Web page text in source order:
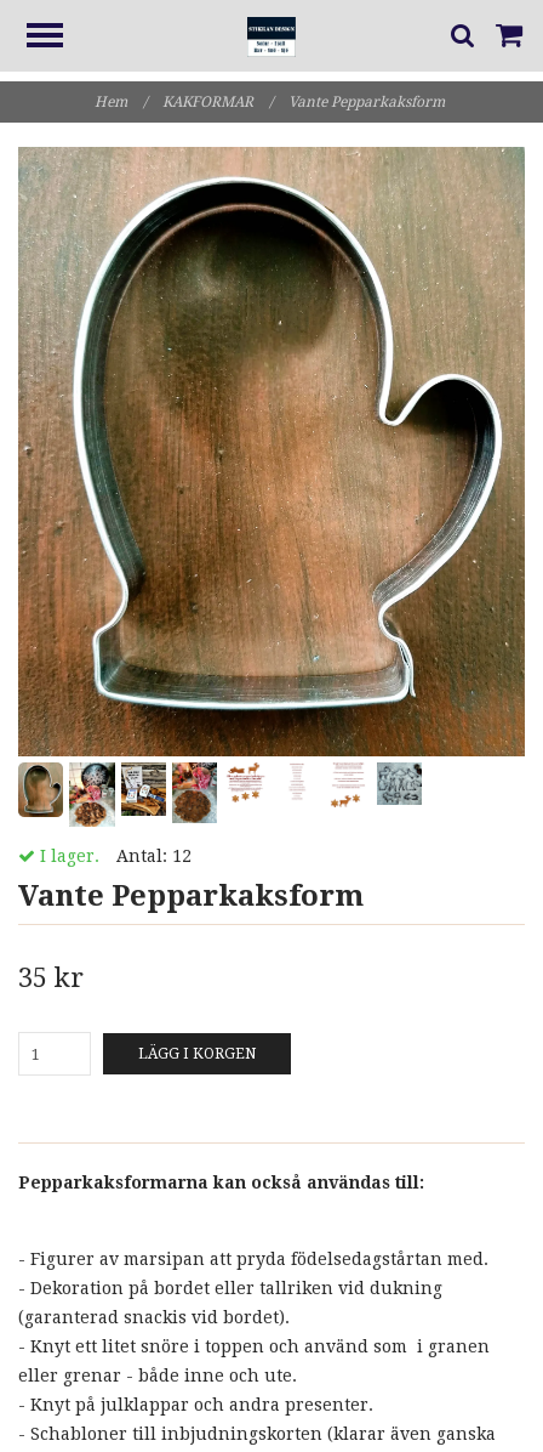
Hem / KAKFORMAR / Vante Pepparkaksform
I lager. Antal: 12
Vante Pepparkaksform
35 kr
LÄGG I KORGEN
Pepparkaksformarna kan också användas till:
- Figurer av marsipan att pryda födelsedagstårtan med.
- Dekoration på bordet eller tallriken vid dukning
(garanterad snackis vid bordet).
- Knyt ett litet snöre i toppen och använd som i granen
eller grenar - både inne och ute.
- Knyt på julklappar och andra presenter.
- Schabloner till inbjudningskorten (klarar även ganska